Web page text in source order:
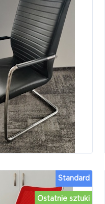
Ostatnie sztuki
Standard